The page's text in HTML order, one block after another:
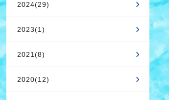
2024(29)
2023(1)
2021(8)
2020(12)